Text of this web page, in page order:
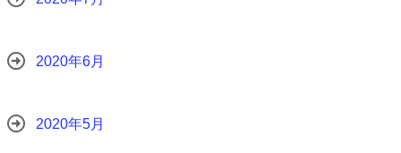
2020年6月
2020年5月